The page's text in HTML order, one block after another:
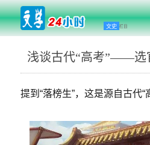
文史 栏目
浅谈古代“高考”——选
提到“落榜生”，这是源自古代“